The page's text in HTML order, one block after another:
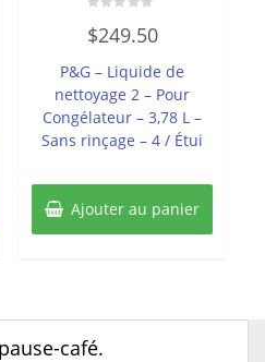
0
sur
$249.50
P&G – Liquide de
nettoyage 2 – Pour
Congélateur – 3,78 L –
Sans rinçage – 4 / Étui
Ajouter au panier
café.